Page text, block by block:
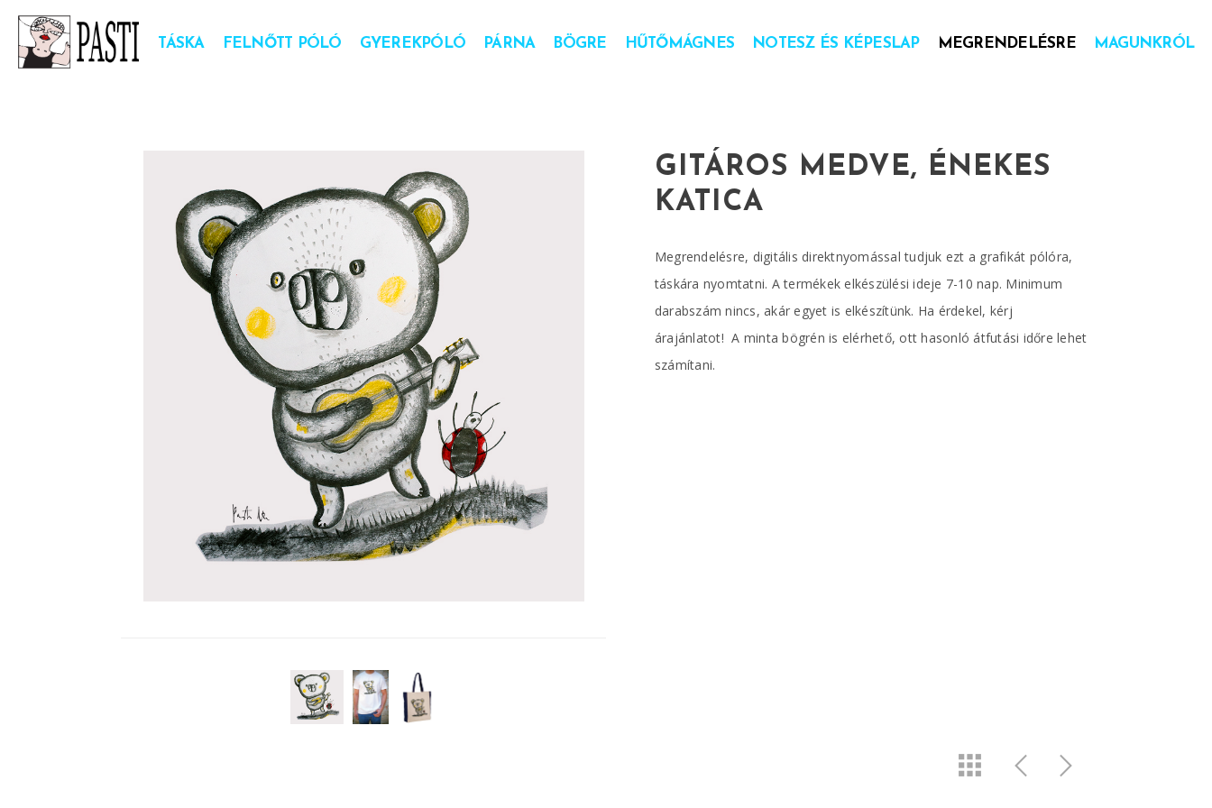
TÁSKA FELNŐTT PÓLÓ GYEREKPÓLÓ PÁRNA BÖGRE HŰTŐMÁGNES NOTESZ ÉS KÉPESLAP MEGRENDELÉSRE MAGUNKRÓL
GITÁROS MEDVE, ÉNEKES
KATICA
Megrendelésre, digitális direktnyomással tudjuk ezt a grafikát pólóra,
táskára nyomtatni. A termékek elkészülési ideje 7-10 nap. Minimum
darabszám nincs, akár egyet is elkészítünk. Ha érdekel, kérj
árajánlatot! A minta bögrén is elérhető, ott hasonló átfutási időre lehet
számítani.